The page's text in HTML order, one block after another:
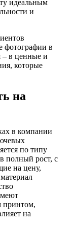
идеальным
и
фотографии в
– в ценные и
которые
на
в компании
по типу
полный рост, с
на цену,
принтом,
на